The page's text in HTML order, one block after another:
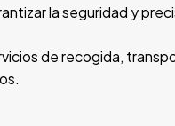
la seguridad y
de recogida,